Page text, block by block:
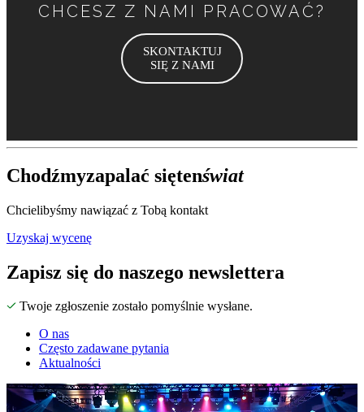
CHCESZ Z NAMI PRACOWAĆ?
SKONTAKTUJ
SIĘ Z NAMI
Chodźmyzapalać siętenświat
Chcielibyśmy nawiązać z Tobą kontakt
Uzyskaj wycenę
Zapisz się do naszego newslettera
Twoje zgłoszenie zostało pomyślnie wysłane.
O nas
Często zadawane pytania
Aktualności